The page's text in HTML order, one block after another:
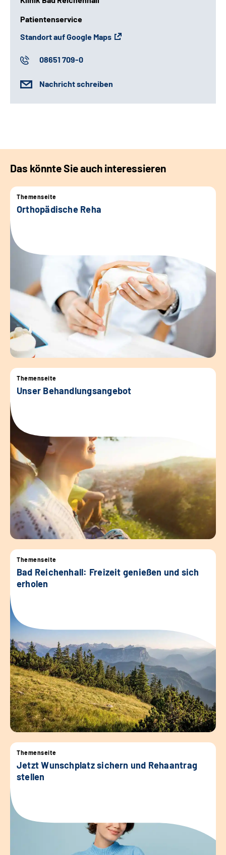
Patientenservice
Standort auf Google Maps
08651 709-0
Nachricht schreiben
Das könnte Sie auch interessieren
Themenseite
Orthopädische Reha
Themenseite
Unser Behandlungsangebot
Themenseite
Bad Reichenhall: Freizeit genießen und sich
erholen
Themenseite
Jetzt Wunschplatz sichern und Rehaantrag
stellen